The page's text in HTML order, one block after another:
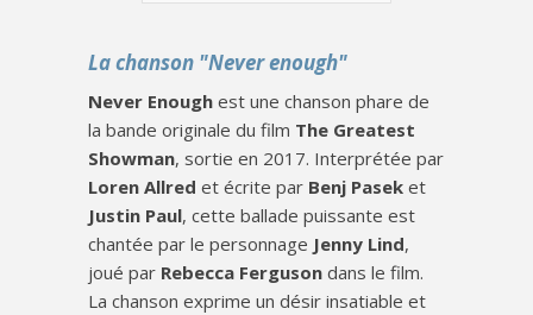
La chanson "Never enough"
Never Enough est une chanson phare de
la bande originale du film The Greatest
Showman, sortie en 2017. Interprétée par
Loren Allred et écrite par Benj Pasek et
Justin Paul, cette ballade puissante est
chantée par le personnage Jenny Lind,
joué par Rebecca Ferguson dans le film.
La chanson exprime un désir insatiable et